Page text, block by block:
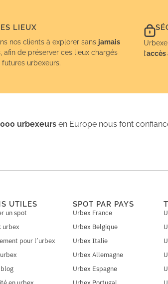
LIEUX
nos clients à explorer sans jamais
, afin de préserver ces lieux chargés
futures urbexeurs.
l’accès
urbexeurs en Europe nous font
UTILES
un spot
urbex
pour l’urbex
SPOT PAR PAYS
Urbex France
Urbex Belgique
Urbex Italie
Urbex Allemagne
Urbex Espagne